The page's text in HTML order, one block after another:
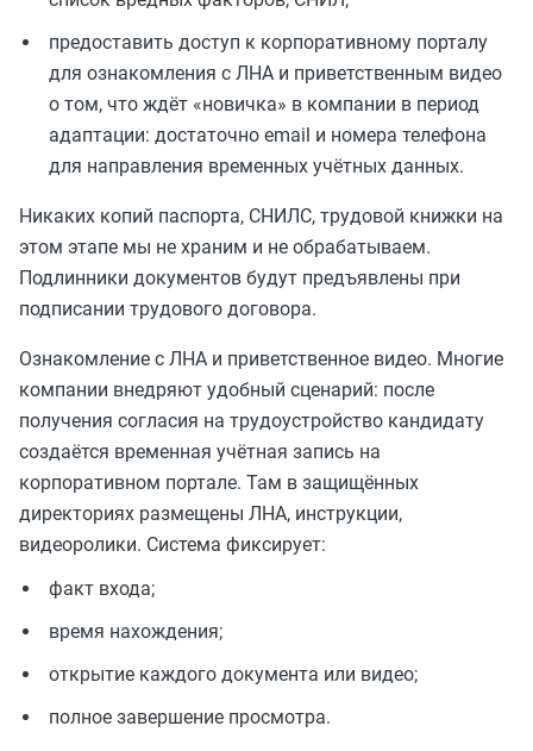
предоставить доступ к корпоративному порталу
для ознакомления с ЛНА и приветственным видео
о том, что ждёт «новичка» в компании в период
адаптации: достаточно email и номера телефона
для направления временных учётных данных.
Никаких копий паспорта, СНИЛС, трудовой книжки на
этом этапе мы не храним и не обрабатываем.
Подлинники документов будут предъявлены при
подписании трудового договора.
Ознакомление с ЛНА и приветственное видео. Многие
компании внедряют удобный сценарий: после
получения согласия на трудоустройство кандидату
создаётся временная учётная запись на
корпоративном портале. Там в защищённых
директориях размещены ЛНА, инструкции,
видеоролики. Система фиксирует:
факт входа;
время нахождения;
открытие каждого документа или видео;
полное завершение просмотра.